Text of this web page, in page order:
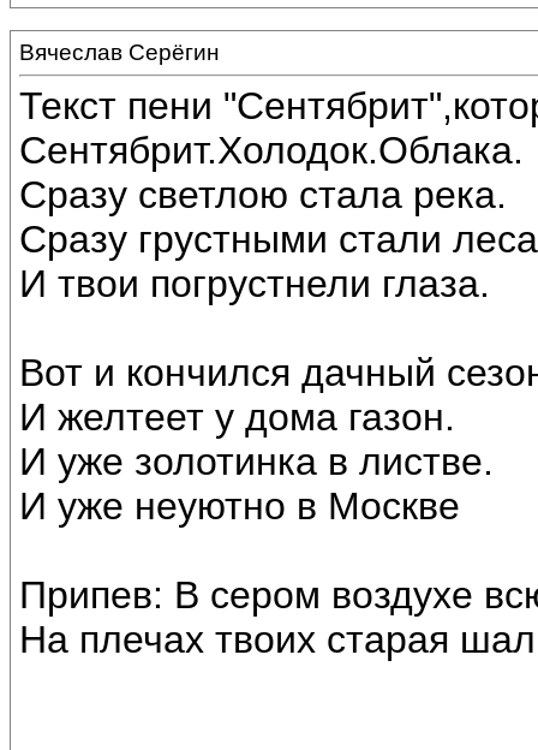
Вячеслав Серёгин
Текст пени
Сентябрит.Холодок.Облака.
Сразу светлою стала река.
Сразу грустными стали
И твои погрустнели глаза.
Вот и кончился дачный
И желтеет у дома газон.
И уже золотинка в листве.
И уже неуютно в Москве
Припев: В сером воздухе
На плечах твоих старая